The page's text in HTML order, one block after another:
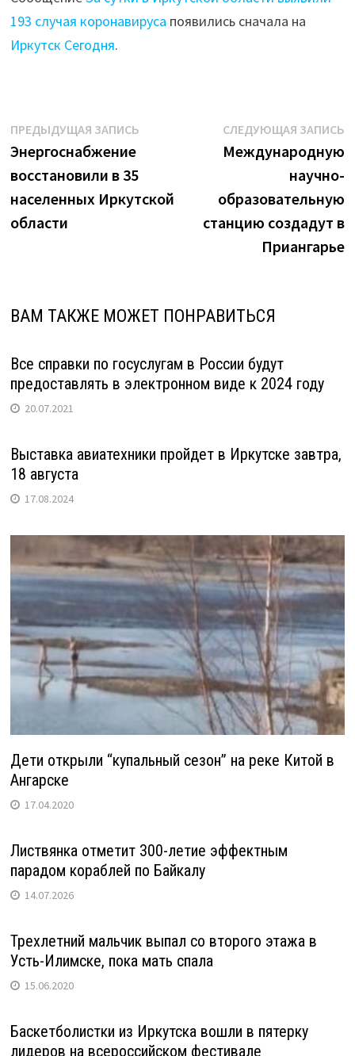
193 случая коронавируса появились сначала на
Иркутск Сегодня.
Навигация
по
записям
ПРЕДЫДУЩАЯ ЗАПИСЬПредыдущая
Энергоснабжение
восстановили в 35
населенных Иркутской
области
СЛЕДУЮЩАЯ ЗАПИСЬ
Международную
научно-
образовательную
станцию создадут в
Приангарье
ВАМ ТАКЖЕ МОЖЕТ ПОНРАВИТЬСЯ
Все справки по госуслугам в России будут
предоставлять в электронном виде к 2024 году
20.07.2021
Выставка авиатехники пройдет в Иркутске завтра,
18 августа
17.08.2024
Дети открыли “купальный сезон” на реке Китой в
Ангарске
17.04.2020
Листвянка отметит 300-летие эффектным
парадом кораблей по Байкалу
14.07.2026
Трехлетний мальчик выпал со второго этажа в
Усть-Илимске, пока мать спала
15.06.2020
Баскетболистки из Иркутска вошли в пятерку
лидеров на всероссийском фестивале